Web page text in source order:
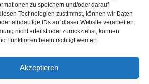
zu speichern und/oder darauf
Technologien zustimmst, können wir Daten
eindeutige IDs auf dieser Website verarbeiten.
nicht erteilst oder zurückziehst, können
Funktionen beeinträchtigt werden.
Akzeptieren
für deinen Urlaub